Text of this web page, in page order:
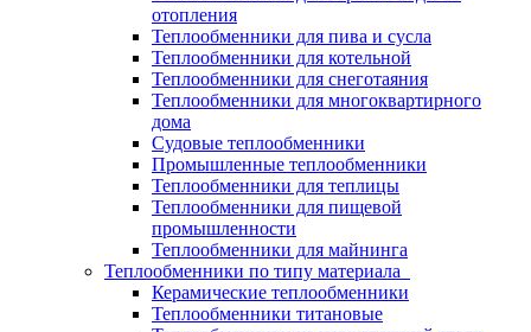
отопления
Теплообменники для пива и сусла
Теплообменники для котельной
Теплообменники для снеготаяния
Теплообменники для многоквартирного
дома
Судовые теплообменники
Промышленные теплообменники
Теплообменники для теплицы
Теплообменники для пищевой
промышленности
Теплообменники для майнинга
Теплообменники по типу материала
Керамические теплообменники
Теплообменники титановые